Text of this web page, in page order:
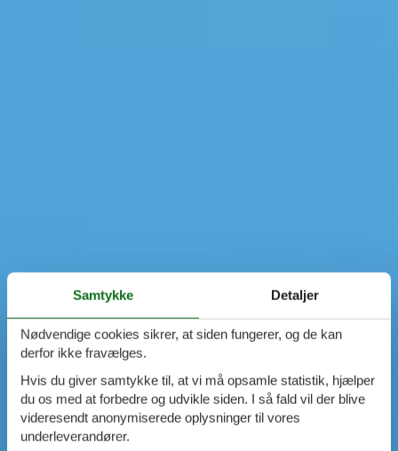
Samtykke Detaljer
Nødvendige cookies sikrer, at siden fungerer, og de kan
derfor ikke fravælges.
Hvis du giver samtykke til, at vi må opsamle statistik, hjælper
du os med at forbedre og udvikle siden. I så fald vil der blive
videresendt anonymiserede oplysninger til vores
underleverandører.